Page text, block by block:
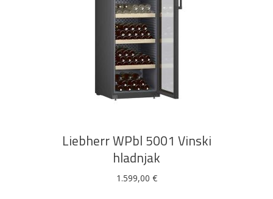
DODAJ U KOŠARICU
Liebherr WPbl 5001 Vinski
hladnjak
1.599,00 €